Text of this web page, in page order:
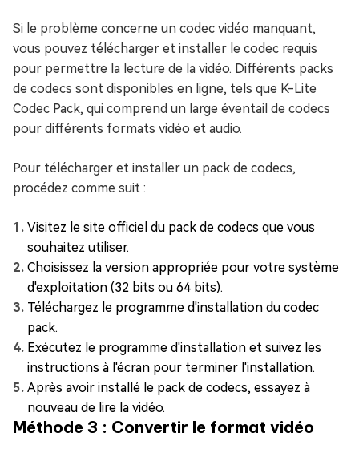
Si le problème concerne un codec vidéo manquant,
vous pouvez télécharger et installer le codec requis
pour permettre la lecture de la vidéo. Différents packs
de codecs sont disponibles en ligne, tels que K-Lite
Codec Pack, qui comprend un large éventail de codecs
pour différents formats vidéo et audio.
Pour télécharger et installer un pack de codecs,
procédez comme suit :
Visitez le site officiel du pack de codecs que vous
souhaitez utiliser.
Choisissez la version appropriée pour votre système
d'exploitation (32 bits ou 64 bits).
Téléchargez le programme d'installation du codec
pack.
Exécutez le programme d'installation et suivez les
instructions à l'écran pour terminer l'installation.
Après avoir installé le pack de codecs, essayez à
nouveau de lire la vidéo.
Méthode 3 : Convertir le format vidéo